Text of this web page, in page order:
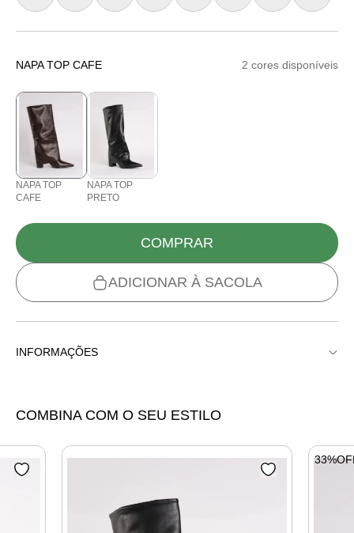
NAPA TOP CAFE 2 cores disponíveis
NAPA TOP
CAFE
NAPA TOP
PRETO
COMPRAR
ADICIONAR À SACOLA
INFORMAÇÕES
COMBINA COM O SEU ESTILO